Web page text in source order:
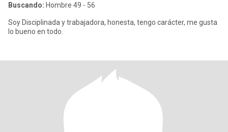
Buscando: Hombre 49 - 56
Soy Disciplinada y trabajadora, honesta, tengo carácter, me gusta
lo bueno en todo.